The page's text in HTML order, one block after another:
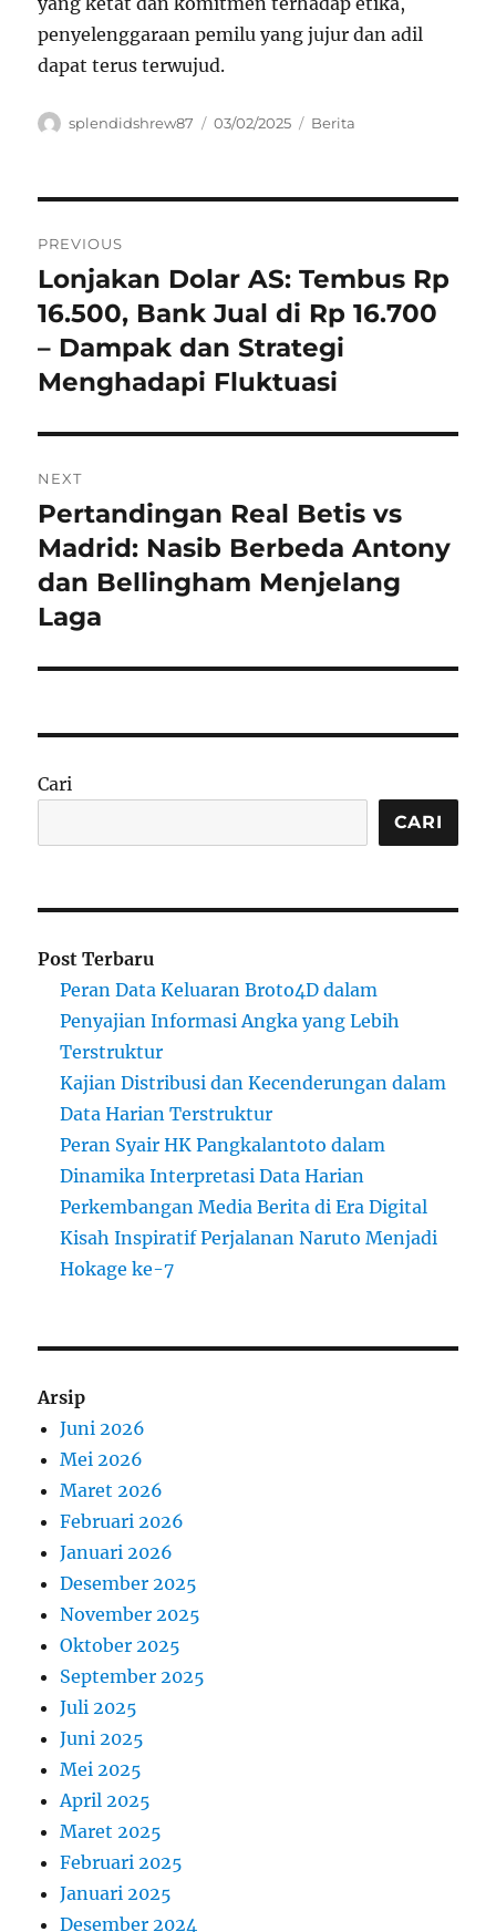
penyelenggaraan pemilu yang jujur dan adil
dapat terus terwujud.
Author
splendidshrew87
Posted
03/02/2025 Categories
Berita
pos
PREVIOUS
Previous
post:
Lonjakan Dolar AS: Tembus Rp
16.500, Bank Jual di Rp 16.700
– Dampak dan Strategi
Menghadapi Fluktuasi
NEXT
Next
post:
Pertandingan Real Betis vs
Madrid: Nasib Berbeda Antony
dan Bellingham Menjelang
Laga
Cari
CARI
Post Terbaru
Peran Data Keluaran Broto4D dalam
Penyajian Informasi Angka yang Lebih
Terstruktur
Kajian Distribusi dan Kecenderungan dalam
Data Harian Terstruktur
Peran Syair HK Pangkalantoto dalam
Dinamika Interpretasi Data Harian
Perkembangan Media Berita di Era Digital
Kisah Inspiratif Perjalanan Naruto Menjadi
Hokage ke-7
Arsip
Juni 2026
Mei 2026
Maret 2026
Februari 2026
Januari 2026
Desember 2025
November 2025
Oktober 2025
September 2025
Juli 2025
Juni 2025
Mei 2025
April 2025
Maret 2025
Februari 2025
Januari 2025
Desember 2024